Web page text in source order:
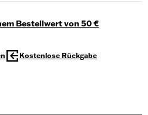
Bestellwert von 50 €
Kostenlose Rückgabe